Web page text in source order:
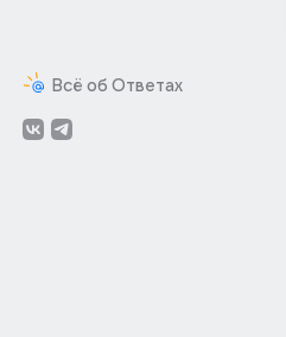
Всё об Ответах